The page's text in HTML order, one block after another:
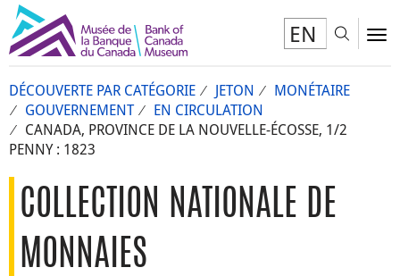
EN
DÉCOUVERTE PAR CATÉGORIE JETON
MONÉTAIRE
GOUVERNEMENT
EN CIRCULATION
CANADA, PROVINCE DE LA NOUVELLE-ÉCOSSE, 1/2
PENNY : 1823
COLLECTION NATIONALE DE
MONNAIES